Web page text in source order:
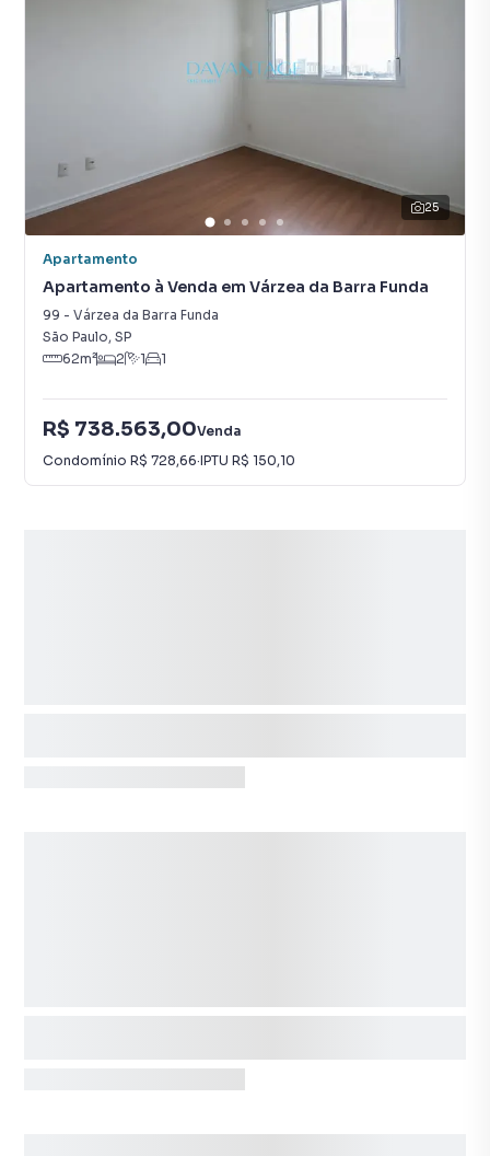
25
Apartamento
Apartamento à Venda em Várzea da Barra Funda
99 - Várzea da Barra Funda
São Paulo, SP
62m² 2 1 1
R$ 738.563,00Venda
Condomínio R$ 728,66·IPTU R$ 150,10